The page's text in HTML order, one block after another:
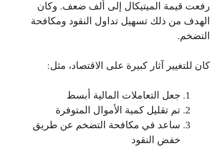
رفعت قيمة الميتيكال إلى ألف ضعف. وكان
الهدف من ذلك تسهيل تداول النقود ومكافحة
التضخم.
كان للتغيير آثار كبيرة على الاقتصاد، مثل:
جعل التعاملات المالية أبسط
تم تقليل كمية الأموال المتوفرة
ساعد في مكافحة التضخم عن طريق
خفض النقود